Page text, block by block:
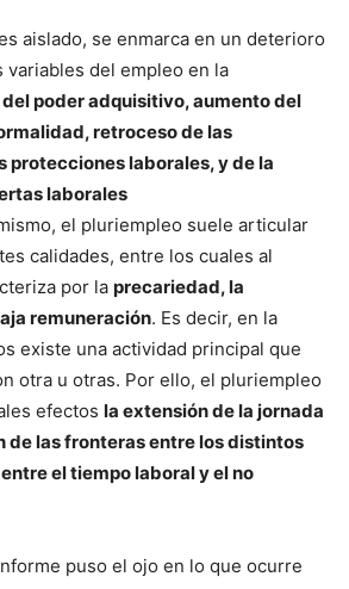
aislado, se enmarca en un deterioro
variables del empleo en la
poder adquisitivo, aumento del
retroceso de las
protecciones laborales, y de la
laborales
el pluriempleo suele articular
calidades, entre los cuales al
por la precariedad, la
remuneración. Es decir, en la
existe una actividad principal que
otra u otras. Por ello, el pluriempleo
efectos la extensión de la jornada
de las fronteras entre los distintos
el tiempo laboral y el no
puso el ojo en lo que ocurre